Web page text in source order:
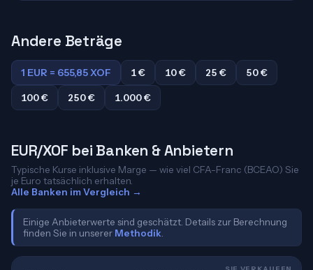
Andere Beträge
1 EUR = 655,85 XOF 1 € 10 € 25 €
50 €
100 €
250 € 1.000 €
EUR/XOF bei Banken & Anbietern
Typische Kurse inklusive Marge — wie viel CFA-Franc (BCEAO) Sie
je Euro tatsächlich erhalten.
Alle Banken im Vergleich →
Einige Anbieterwerte sind geschätzt. Details zur Berechnung
finden Sie in unserer Methodik